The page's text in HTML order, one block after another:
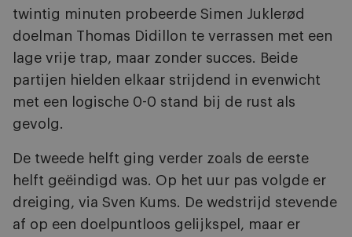
twintig minuten probeerde Simen Juklerød
doelman Thomas Didillon te verrassen met een
lage vrije trap, maar zonder succes. Beide
partijen hielden elkaar strijdend in evenwicht
met een logische 0-0 stand bij de rust als
gevolg.
De tweede helft ging verder zoals de eerste
helft geëindigd was. Op het uur pas volgde er
dreiging, via Sven Kums. De wedstrijd stevende
af op een doelpuntloos gelijkspel, maar er